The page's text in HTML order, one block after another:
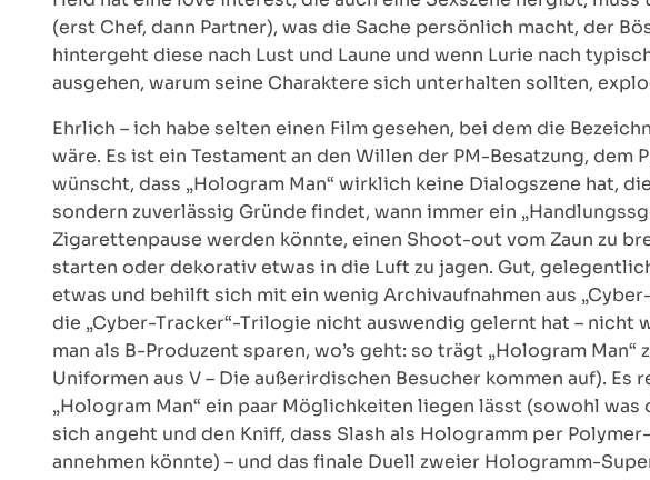
(erst Chef, dann Partner), was die Sache persönlich macht, der
hintergeht diese nach Lust und Laune und wenn Lurie nach
ausgehen, warum seine Charaktere sich unterhalten sollten,
Ehrlich – ich habe selten einen Film gesehen, bei dem die
wäre. Es ist ein Testament an den Willen der PM-Besatzung, dem
wünscht, dass „Hologram Man“ wirklich keine Dialogszene hat,
sondern zuverlässig Gründe findet, wann immer ein
Zigarettenpause werden könnte, einen Shoot-out vom Zaun zu
starten oder dekorativ etwas in die Luft zu jagen. Gut,
etwas und behilft sich mit ein wenig Archivaufnahmen aus
die „Cyber-Tracker“-Trilogie nicht auswendig gelernt hat – nicht
man als B-Produzent sparen, wo’s geht: so trägt „Hologram Man“
Uniformen aus V – Die außerirdischen Besucher kommen auf).
„Hologram Man“ ein paar Möglichkeiten liegen lässt (sowohl was
sich angeht und den Kniff, dass Slash als Hologramm per
annehmen könnte) – und das finale Duell zweier Hologramm-